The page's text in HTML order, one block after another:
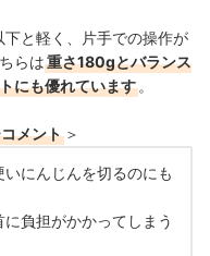
と軽く、片手での操作が
らは重さ180gとバランス
にも優れています 。
メント ＞
いにんじんを切るのにも
に負担がかかってしまう